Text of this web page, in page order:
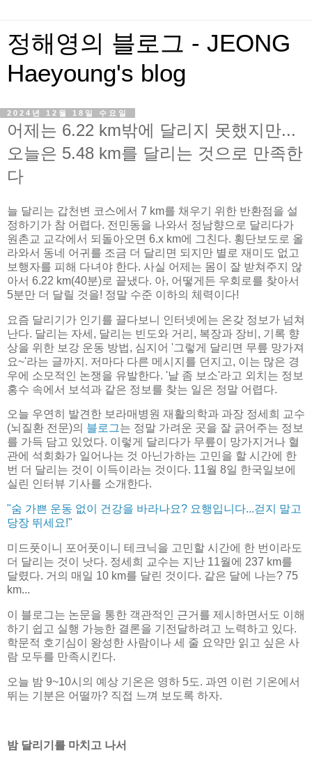
정해영의 블로그 - JEONG
Haeyoung's blog
2024년 12월 18일 수요일
어제는 6.22 km밖에 달리지 못했지만...
오늘은 5.48 km를 달리는 것으로 만족한
다
늘 달리는 갑천변 코스에서 7 km를 채우기 위한 반환점을 설
정하기가 참 어렵다. 전민동을 나와서 정남향으로 달리다가
원촌교 교각에서 되돌아오면 6.x km에 그친다. 횡단보도로 올
라와서 동네 어귀를 조금 더 달리면 되지만 별로 재미도 없고
보행자를 피해 다녀야 한다. 사실 어제는 몸이 잘 받쳐주지 않
아서 6.22 km(40분)로 끝냈다. 아, 어떻게든 우회로를 찾아서
5분만 더 달릴 것을! 정말 수준 이하의 체력이다!
요즘 달리기가 인기를 끌다보니 인터넷에는 온갖 정보가 넘쳐
난다. 달리는 자세, 달리는 빈도와 거리, 복장과 장비, 기록 향
상을 위한 보강 운동 방법, 심지어 '그렇게 달리면 무릎 망가져
요~'라는 글까지. 저마다 다른 메시지를 던지고, 이는 많은 경
우에 소모적인 논쟁을 유발한다. '날 좀 보소'라고 외치는 정보
홍수 속에서 보석과 같은 정보를 찾는 일은 정말 어렵다.
오늘 우연히 발견한 보라매병원 재활의학과 과장 정세희 교수
(뇌질환 전문)의 블로그는 정말 가려운 곳을 잘 긁어주는 정보
를 가득 담고 있었다. 이렇게 달리다가 무릎이 망가지거나 혈
관에 석회화가 일어나는 것 아닌가하는 고민을 할 시간에 한
번 더 달리는 것이 이득이라는 것이다. 11월 8일 한국일보에
실린 인터뷰 기사를 소개한다.
"숨 가쁜 운동 없이 건강을 바라나요? 요행입니다...걷지 말고
당장 뛰세요!"
미드풋이니 포어풋이니 테크닉을 고민할 시간에 한 번이라도
더 달리는 것이 낫다. 정세희 교수는 지난 11월에 237 km를
달렸다. 거의 매일 10 km를 달린 것이다. 같은 달에 나는? 75
km...
이 블로그는 논문을 통한 객관적인 근거를 제시하면서도 이해
하기 쉽고 실행 가능한 결론을 기전달하려고 노력하고 있다.
학문적 호기심이 왕성한 사람이나 세 줄 요약만 읽고 싶은 사
람 모두를 만족시킨다.
오늘 밤 9~10시의 예상 기온은 영하 5도. 과연 이런 기온에서
뛰는 기분은 어떨까? 직접 느껴 보도록 하자.
밤 달리기를 마치고 나서